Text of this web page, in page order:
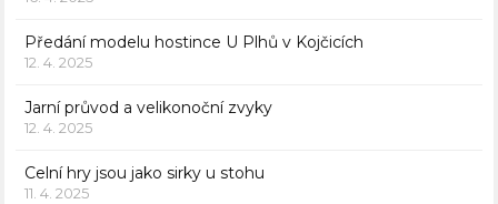
Předání modelu hostince U Plhů v Kojčicích
12. 4. 2025
Jarní průvod a velikonoční zvyky
12. 4. 2025
Celní hry jsou jako sirky u stohu
11. 4. 2025